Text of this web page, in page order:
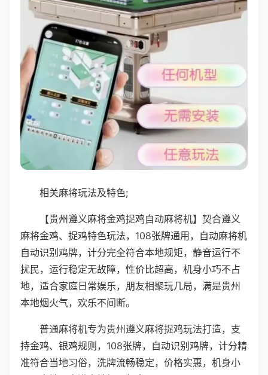
相关麻将玩法及特色;
【贵州遵义麻将金鸡捉鸡自动麻将机】契合遵义
麻将金鸡、捉鸡特色玩法，108张牌通用，自动麻将机
自动识别鸡牌，计分完全符合本地规矩，静音运行不
扰民，运行稳定无故障，性价比超高，机身小巧不占
地，适合家庭日常娱乐，朋友相聚玩几局，满是贵州
本地烟火气，欢乐不间断。
普通麻将机专为贵州遵义麻将捉鸡玩法打造，支
持金鸡、银鸡规则，108张牌，自动识别鸡牌，计分精
准符合当地习俗，洗牌流畅稳定，价格实惠，机身小